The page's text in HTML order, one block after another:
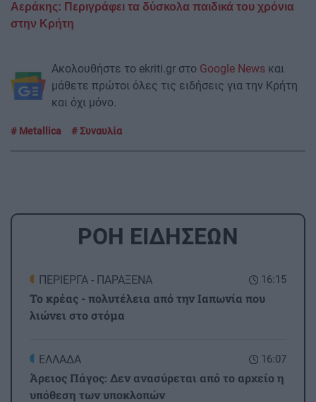
Αεράκης: Περιγράφει τα δύσκολα παιδικά του χρόνια
στην Κρήτη
Ακολουθήστε το ekriti.gr στο Google News και
μάθετε πρώτοι όλες τις ειδήσεις για την Κρήτη
και όχι μόνο.
Metallica Συναυλία
ΡΟΗ ΕΙΔΗΣΕΩΝ
16:15
ΠΕΡΙΕΡΓΑ - ΠΑΡΑΞΕΝΑ
Το κρέας - πολυτέλεια από την Ιαπωνία που
λιώνει στο στόμα
16:07
ΕΛΛΑΔΑ
Άρειος Πάγος: Δεν ανασύρεται από το αρχείο η
υπόθεση των υποκλοπών